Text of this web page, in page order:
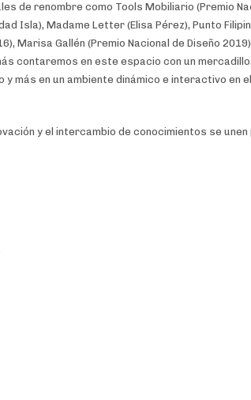
de renombre como Tools Mobiliario (Premio
Isla), Madame Letter (Elisa Pérez), Punto
Marisa Gallén (Premio Nacional de Diseño
contaremos en este espacio con un mercadillo,
en un ambiente dinámico e interactivo en
y el intercambio de conocimientos se unen